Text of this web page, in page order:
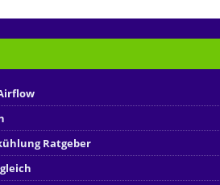
Ratgeber